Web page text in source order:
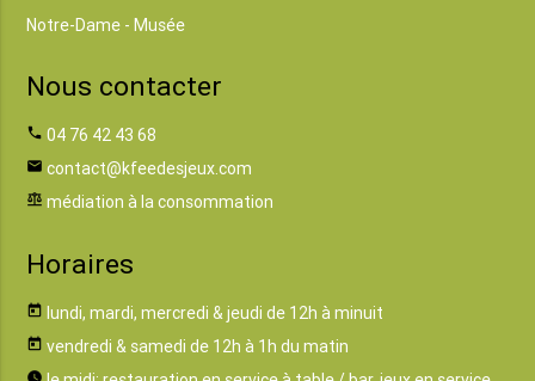
Notre-Dame - Musée
Nous contacter
phone 04 76 42 43 68
email contact@kfeedesjeux.com
balance médiation à la consommation
Horaires
today lundi, mardi, mercredi & jeudi de 12h à minuit
today vendredi & samedi de 12h à 1h du matin
watch_later